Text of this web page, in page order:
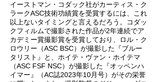
イーストマン・コダック社がカーティス・ク
ラークASC技術功績賞を受賞するには、これ
以上ないタイミングと言えるだろう。コダッ
クフィルムで撮影された作品が2年連続でア
カデミー賞撮影賞を受賞しており、ロル・ク
ロウリー（ASC BSC）が撮影した『ブルー
タリスト』と、ホイテ・ヴァン・ホイテマ
（ASC FSF NSC）が撮影した『オッペンハ
イマー』（AC誌2023年10月号）がその栄誉